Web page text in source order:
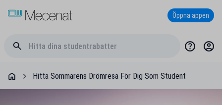
Öppna appen
Hitta Sommarens Drömresa För Dig Som Student